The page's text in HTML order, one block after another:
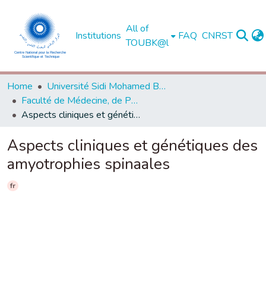
Institutions
All of
TOUBK@l
FAQ CNRST
Home
Université Sidi Mohamed Ben Abdellah de Fès
Faculté de Médecine, de Pharmacie et de Médecine Dentaire - Fès
Aspects cliniques et génétiques des amyotrophies spinaales
Aspects cliniques et génétiques des
amyotrophies spinaales
fr